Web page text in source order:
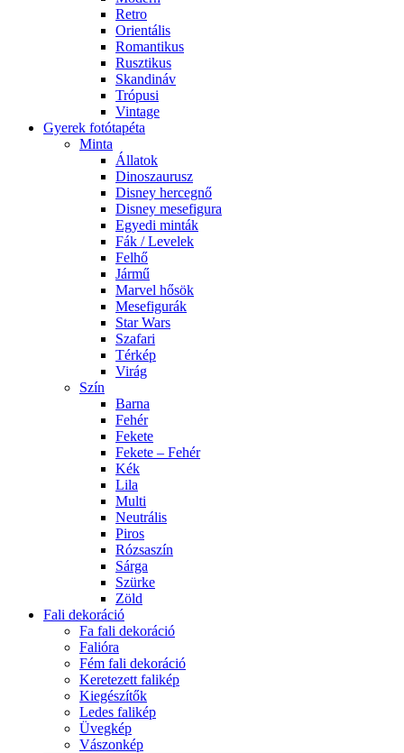
Retro
Orientális
Romantikus
Rusztikus
Skandináv
Trópusi
Vintage
Gyerek fotótapéta
Minta
Állatok
Dinoszaurusz
Disney hercegnő
Disney mesefigura
Egyedi minták
Fák / Levelek
Felhő
Jármű
Marvel hősök
Mesefigurák
Star Wars
Szafari
Térkép
Virág
Szín
Barna
Fehér
Fekete
Fekete – Fehér
Kék
Lila
Multi
Neutrális
Piros
Rózsaszín
Sárga
Szürke
Zöld
Fali dekoráció
Fa fali dekoráció
Falióra
Fém fali dekoráció
Keretezett falikép
Kiegészítők
Ledes falikép
Üvegkép
Vászonkép